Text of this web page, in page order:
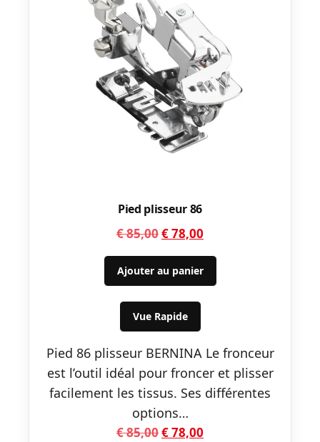
Pied plisseur 86
€85,00Le
prix
initial
était :
€ 85,00.
€78,00
prix
actuel
est :
Ajouter au panier
Vue Rapide
Pied 86 plisseur BERNINA Le fronceur
est l’outil idéal pour froncer et plisser
facilement les tissus. Ses différentes
options…
€85,00Le
€78,00